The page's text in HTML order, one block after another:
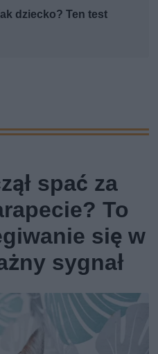
dziecko? Ten test
spać za
To
się w
sygnał